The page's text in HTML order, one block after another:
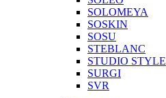
SOLOMEYA
SOSKIN
SOSU
STEBLANC
STUDIO STYLE
SURGI
SVR